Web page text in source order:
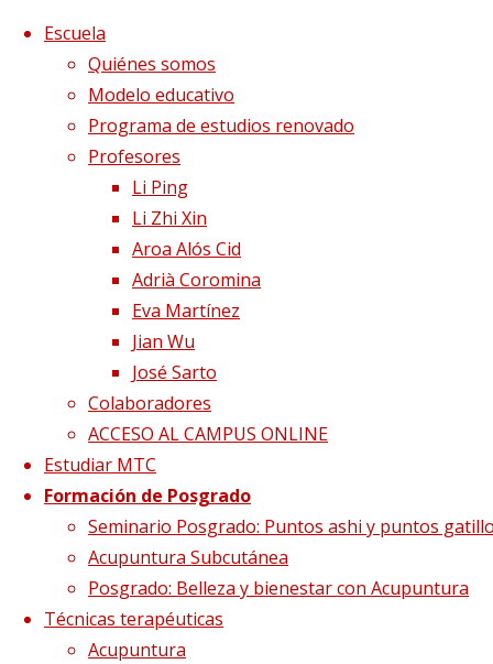
Saltar al contenido
Escuela
Quiénes somos
Modelo educativo
Programa de estudios renovado
Profesores
Li Ping
Li Zhi Xin
Aroa Alós Cid
Adrià Coromina
Eva Martínez
Jian Wu
José Sarto
Colaboradores
ACCESO AL CAMPUS ONLINE
Estudiar MTC
Formación de Posgrado
Seminario Posgrado: Puntos ashi y puntos
Acupuntura Subcutánea
Posgrado: Belleza y bienestar con Acupuntura
Técnicas terapéuticas
Acupuntura
Página de InicioAdrià Coromina